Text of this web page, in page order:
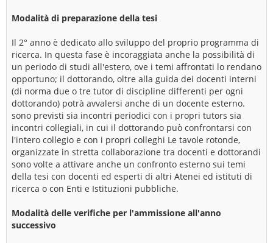
Modalità di preparazione della tesi
Il 2° anno è dedicato allo sviluppo del proprio programma di
ricerca. In questa fase è incoraggiata anche la possibilità di
un periodo di studi all'estero, ove i temi affrontati lo rendano
opportuno; il dottorando, oltre alla guida dei docenti interni
(di norma due o tre tutor di discipline differenti per ogni
dottorando) potrà avvalersi anche di un docente esterno.
sono previsti sia incontri periodici con i propri tutors sia
incontri collegiali, in cui il dottorando può confrontarsi con
l'intero collegio e con i propri colleghi Le tavole rotonde,
organizzate in stretta collaborazione tra docenti e dottorandi
sono volte a attivare anche un confronto esterno sui temi
della tesi con docenti ed esperti di altri Atenei ed istituti di
ricerca o con Enti e Istituzioni pubbliche.
Modalità delle verifiche per l'ammissione all'anno
successivo